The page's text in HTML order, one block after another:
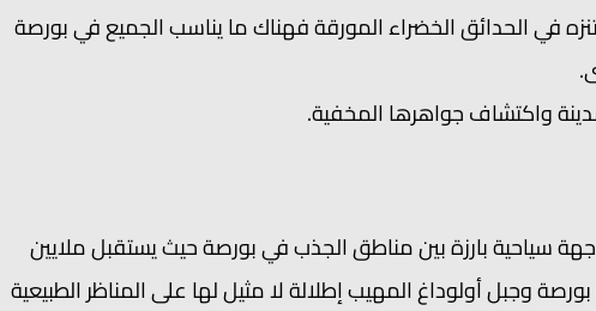
في الحدائق الخضراء المورقة فهناك ما يناسب الجميع في بورصة
واكتشاف جواهرها المخفية.
سياحية بارزة بين مناطق الجذب في بورصة حيث يستقبل ملايين
وجبل أولوداغ المهيب إطلالة لا مثيل لها على المناظر الطبيعية